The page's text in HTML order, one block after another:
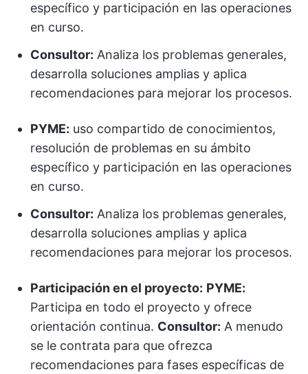
específico y participación en las operaciones
en curso.
Consultor: Analiza los problemas generales,
desarrolla soluciones amplias y aplica
recomendaciones para mejorar los procesos.
PYME: uso compartido de conocimientos,
resolución de problemas en su ámbito
específico y participación en las operaciones
en curso.
Consultor: Analiza los problemas generales,
desarrolla soluciones amplias y aplica
recomendaciones para mejorar los procesos.
Participación en el proyecto: PYME:
Participa en todo el proyecto y ofrece
orientación continua. Consultor: A menudo
se le contrata para que ofrezca
recomendaciones para fases específicas de